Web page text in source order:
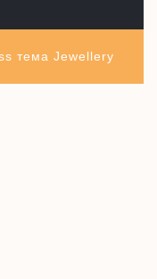
тема Jewellery